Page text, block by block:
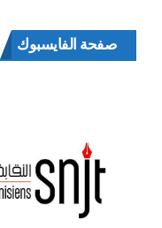
صفحة الفايسبوك